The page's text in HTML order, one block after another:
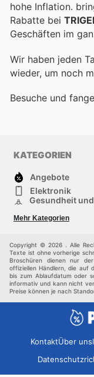
hohe Inflation.
Rabatte bei
Geschäften im
Wir haben jeden
wieder, um noch
Besuche und
KATEGORIEN
Angebote
Elektronik
Gesundheit und
Sportartikel und
Sportbekleidung
Einkaufzentren
Mehr Kategorien
Copyright © 2026 . Alle
Texte ist ohne vorherige
Broschüren dienen nur
offiziellen Händlern, die auf
bis zum Ablaufdatum oder
informativ und kann nicht
Preise können je nach
KontaktÜber uns